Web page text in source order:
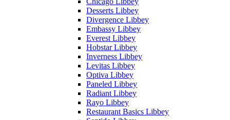
Desserts Libbey
Divergence Libbey
Embassy Libbey
Everest Libbey
Hobstar Libbey
Inverness Libbey
Levitas Libbey
Optiva Libbey
Paneled Libbey
Radiant Libbey
Rayo Libbey
Restaurant Basics Libbey